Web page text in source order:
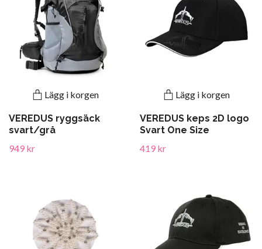
Lägg i korgen
VEREDUS ryggsäck
svart/grå
949 kr
Lägg i korgen
VEREDUS keps 2D logo
Svart One Size
419 kr